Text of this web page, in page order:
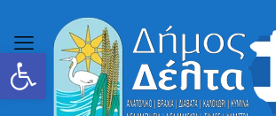
Ανοίξτε τη γραμμή εργαλείων